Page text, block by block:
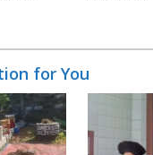
for You